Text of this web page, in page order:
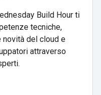
Build Hour ti
tecniche,
novità del cloud e
attraverso